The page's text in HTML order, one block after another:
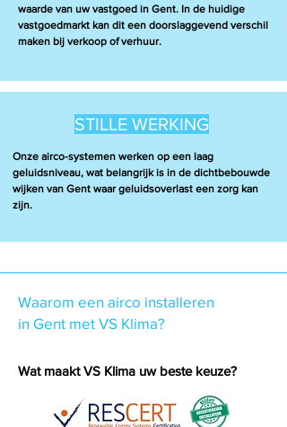
waarde van uw vastgoed in Gent. In de huidige
vastgoedmarkt kan dit een doorslaggevend verschil
maken bij verkoop of verhuur.
STILLE WERKING
Onze airco-systemen werken op een laag
geluidsniveau, wat belangrijk is in de dichtbebouwde
wijken van Gent waar geluidsoverlast een zorg kan
zijn.
Waarom een airco installeren
in Gent met VS Klima?
Wat maakt VS Klima uw beste keuze?